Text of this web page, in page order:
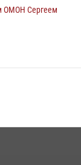
ОМОН Сергеем